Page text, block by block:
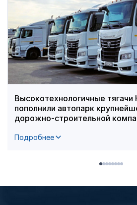
Высокотехнологичные
пополнили автопарк
дорожно-строительной
Подробнее